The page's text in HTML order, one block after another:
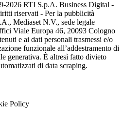
2026 RTI S.p.A. Business Digital -
riservati - Per la pubblicità
Mediaset N.V., sede legale
Viale Europa 46, 20093 Cologno
e ai dati personali trasmessi e/o
funzionale all’addestramento di
generativa. È altresì fatto divieto
di data scraping.
Policy